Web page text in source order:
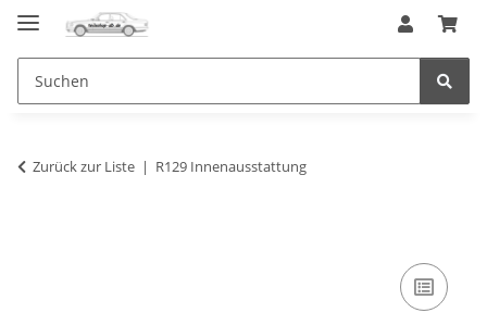
Zurück zur Liste R129 Innenausstattung